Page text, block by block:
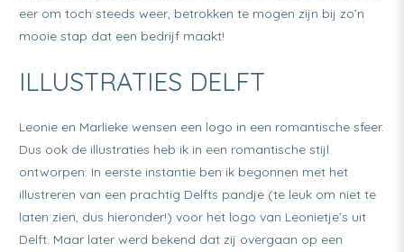
eer om toch steeds weer, betrokken te mogen zijn bij zo’n
mooie stap dat een bedrijf maakt!
ILLUSTRATIES DELFT
Leonie en Marlieke wensen een logo in een romantische sfeer.
Dus ook de illustraties heb ik in een romantische stijl
ontworpen. In eerste instantie ben ik begonnen met het
illustreren van een prachtig Delfts pandje (te leuk om niet te
laten zien, dus hieronder!) voor het logo van Leonietje’s uit
Delft. Maar later werd bekend dat zij overgaan op een